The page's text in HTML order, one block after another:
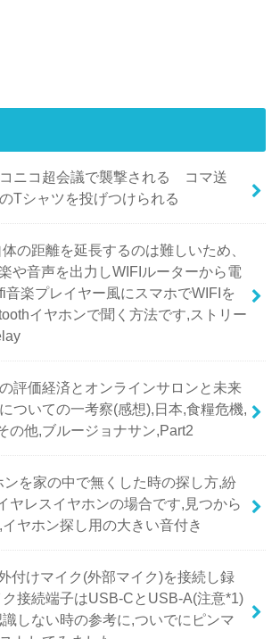
ニコ超会議で襲撃される コマ送
Tシャツを投げつけられる
の距離を延長するのは難しいため、
や音声を出力しWIFIルーターから電
音楽プレイヤー風にスマホでWIFIを
イヤホンで聞く方法です,ストリー
評価経済とオンラインサロンと未来
ついての一考察(感想),日本,食糧危機,
の他,ブルージョナサン,Part2
ンを家の中で無くした時の探し方,紛
ヤレスイヤホンの場合です,見つから
ヤホン探し用の大きい音付き
付けマイク(外部マイク)を接続し録
接続端子はUSB-CとUSB-A(注意*1)
しない時の参考に,ついでにピンマ